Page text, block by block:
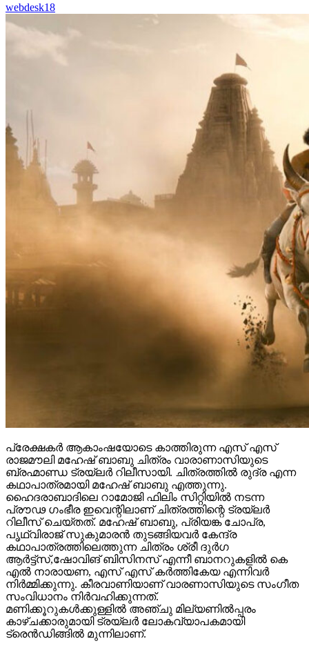
webdesk18
പ്രേക്ഷകർ ആകാംഷയോടെ കാത്തിരുന്ന എസ് എസ്
രാജമൗലി മഹേഷ് ബാബു ചിത്രം വാരാണാസിയുടെ
ബ്രഹ്മാണ്ഡ ട്രയ്ലർ റിലീസായി. ചിത്രത്തിൽ രുദ്ര എന്ന
കഥാപാത്രമായി മഹേഷ് ബാബു എത്തുന്നു.
ഹൈദരാബാദിലെ റാമോജി ഫിലിം സിറ്റിയിൽ നടന്ന
പ്രൗഢ ഗംഭീര ഇവെന്റിലാണ് ചിത്രത്തിന്റെ ട്രയ്ലർ
റിലീസ് ചെയ്തത്. മഹേഷ് ബാബു, പ്രിയങ്ക ചോപ്ര,
പൃഥ്വിരാജ് സുകുമാരൻ തുടങ്ങിയവർ കേന്ദ്ര
കഥാപാത്രത്തിലെത്തുന്ന ചിത്രം ശ്രീ ദുർഗ
ആർട്ട്സ്,ഷോവിങ് ബിസിനസ് എന്നീ ബാനറുകളിൽ കെ
എൽ നാരായണ, എസ് എസ് കർത്തികേയ എന്നിവർ
നിർമ്മിക്കുന്നു. കീരവാണിയാണ് വാരണാസിയുടെ സംഗീത
സംവിധാനം നിർവഹിക്കുന്നത്.
മണിക്കൂറുകൾക്കുള്ളിൽ അഞ്ചു മില്യണിൽപ്പരം
കാഴ്ചക്കാരുമായി ട്രയ്ലർ ലോകവ്യാപകമായി
ട്രെൻഡിങ്ങിൽ മുന്നിലാണ്.